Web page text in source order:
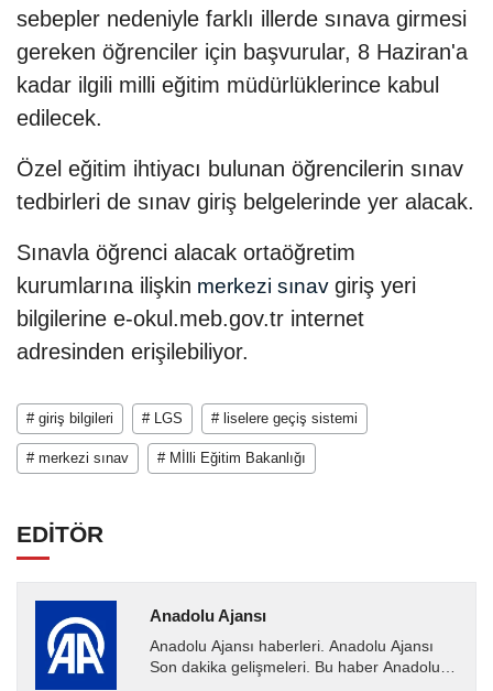
sebepler nedeniyle farklı illerde sınava girmesi
gereken öğrenciler için başvurular, 8 Haziran'a
kadar ilgili milli eğitim müdürlüklerince kabul
edilecek.
Özel eğitim ihtiyacı bulunan öğrencilerin sınav
tedbirleri de sınav giriş belgelerinde yer alacak.
Sınavla öğrenci alacak ortaöğretim
kurumlarına ilişkin merkezi sınav giriş yeri
bilgilerine e-okul.meb.gov.tr internet
adresinden erişilebiliyor.
# giriş bilgileri # LGS # liselere geçiş sistemi
# merkezi sınav # Mİlli Eğitim Bakanlığı
EDİTÖR
Anadolu Ajansı
Anadolu Ajansı haberleri. Anadolu Ajansı
Son dakika gelişmeleri. Bu haber Anadolu